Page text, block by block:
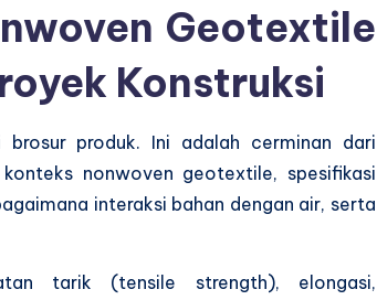
Geotextile
Konstruksi
produk. Ini adalah cerminan dari
nonwoven geotextile, spesifikasi
interaksi bahan dengan air, serta
tarik (tensile strength), elongasi,